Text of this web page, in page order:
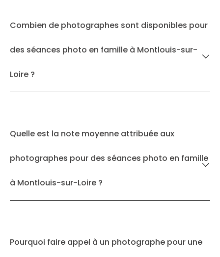
Combien de photographes sont disponibles pour
des séances photo en famille à Montlouis-sur-
Loire ?
Quelle est la note moyenne attribuée aux
photographes pour des séances photo en famille
à Montlouis-sur-Loire ?
Pourquoi faire appel à un photographe pour une